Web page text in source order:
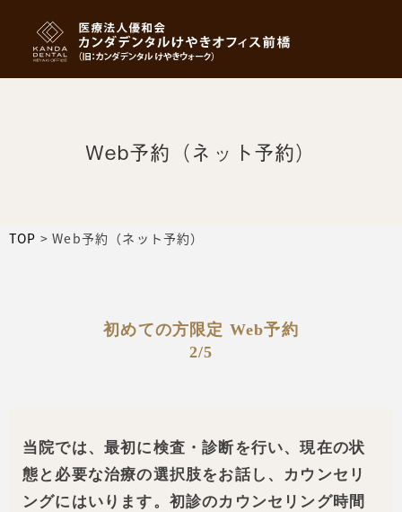
Web予約（ネット予約）
TOP >Web予約（ネット予約）
初めての方限定 Web予約
2/5
当院では、最初に検査・診断を行い、現在の状
態と必要な治療の選択肢をお話し、カウンセリ
ングにはいります。初診のカウンセリング時間